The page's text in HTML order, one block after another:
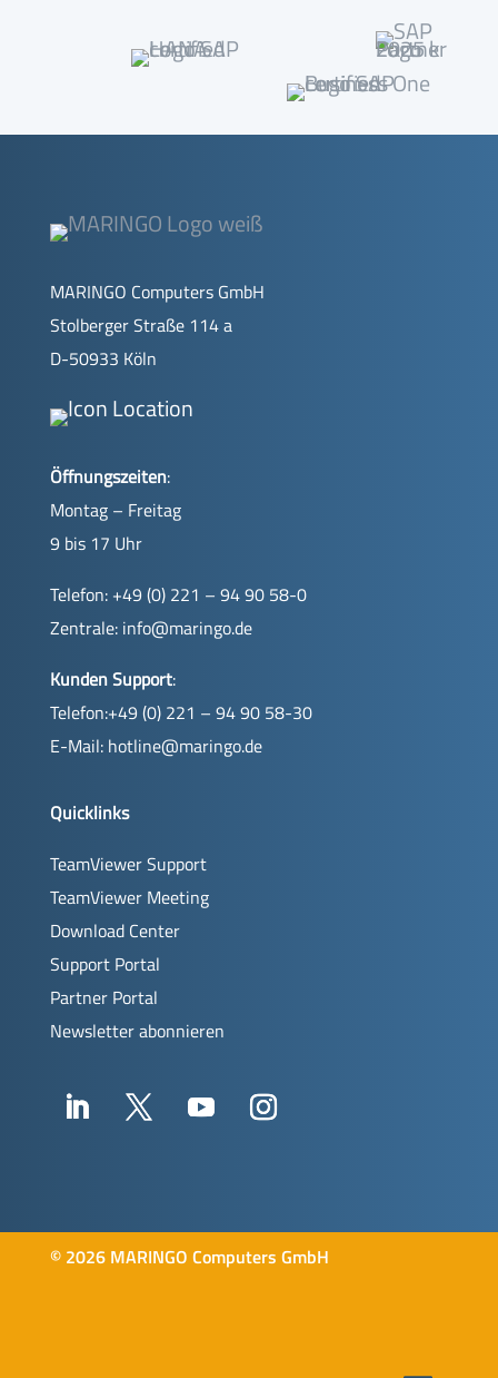
MARINGO Computers GmbH
Stolberger Straße 114 a
D-50933 Köln
Öffnungszeiten:
Montag – Freitag
9 bis 17 Uhr
Telefon: +49 (0) 221 – 94 90 58-0
Zentrale: info@maringo.de
Kunden Support:
Telefon:+49 (0) 221 – 94 90 58-30
E-Mail: hotline@maringo.de
Quicklinks
TeamViewer Support
TeamViewer Meeting
Download Center
Support Portal
Partner Portal
Newsletter abonnieren
© 2026 MARINGO Computers GmbH